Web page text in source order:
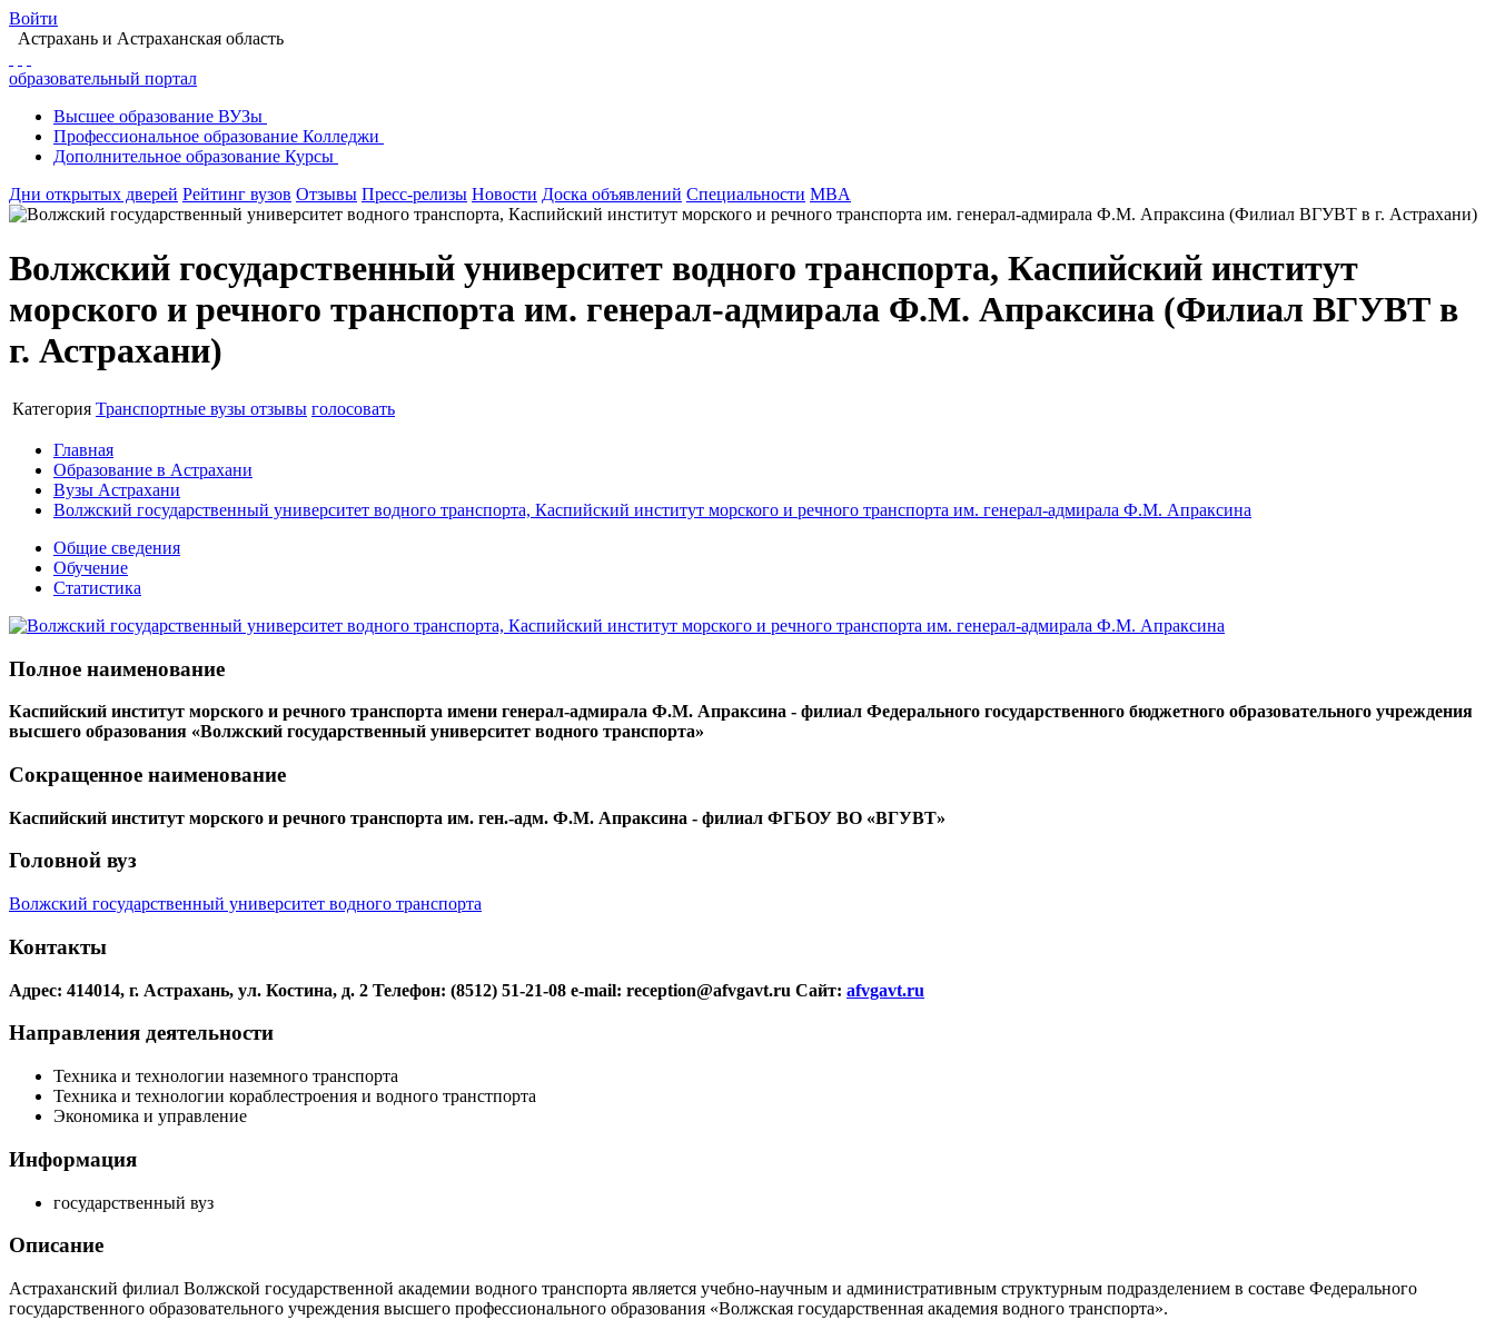
Войти
Астрахань и Астраханская область
образовательный портал
Высшее образование ВУЗы
Профессиональное образование Колледжи
Дополнительное образование Курсы
Дни открытых дверей Рейтинг вузов Отзывы Пресс-релизы Новости Доска объявлений Специальности MBA
Волжский государственный университет водного транспорта, Каспийский институт
морского и речного транспорта им. генерал-адмирала Ф.М. Апраксина (Филиал ВГУВТ в
г. Астрахани)
Категория Транспортные вузы отзывы голосовать
Главная
Образование в Астрахани
Вузы Астрахани
Волжский государственный университет водного транспорта, Каспийский институт морского и речного транспорта им. генерал-адмирала Ф.М. Апраксина
Общие сведения
Обучение
Статистика
Полное наименование
Каспийский институт морского и речного транспорта имени генерал-адмирала Ф.М. Апраксина - филиал Федерального государственного бюджетного образовательного учреждения
высшего образования «Волжский государственный университет водного транспорта»
Сокращенное наименование
Каспийский институт морского и речного транспорта им. ген.-адм. Ф.М. Апраксина - филиал ФГБОУ ВО «ВГУВТ»
Головной вуз
Волжский государственный университет водного транспорта
Контакты
Адрес: 414014, г. Астрахань, ул. Костина, д. 2 Телефон: (8512) 51-21-08 e-mail: reception@afvgavt.ru Сайт: afvgavt.ru
Направления деятельности
Техника и технологии наземного транспорта
Техника и технологии кораблестроения и водного транстпорта
Экономика и управление
Информация
государственный вуз
Описание
Астраханский филиал Волжской государственной академии водного транспорта является учебно-научным и административным структурным подразделением в составе Федерального
государственного образовательного учреждения высшего профессионального образования «Волжская государственная академия водного транспорта».